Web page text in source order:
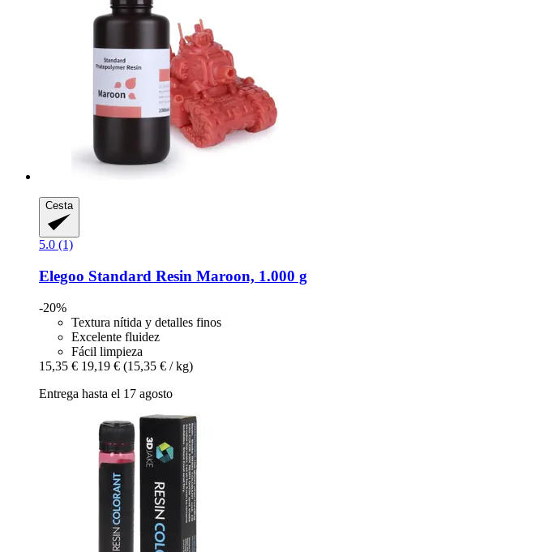
Cesta
5.0 (1)
Elegoo Standard Resin Maroon, 1.000 g
-20%
Textura nítida y detalles finos
Excelente fluidez
Fácil limpieza
15,35 € 19,19 € (15,35 € / kg)
Entrega hasta el 17 agosto